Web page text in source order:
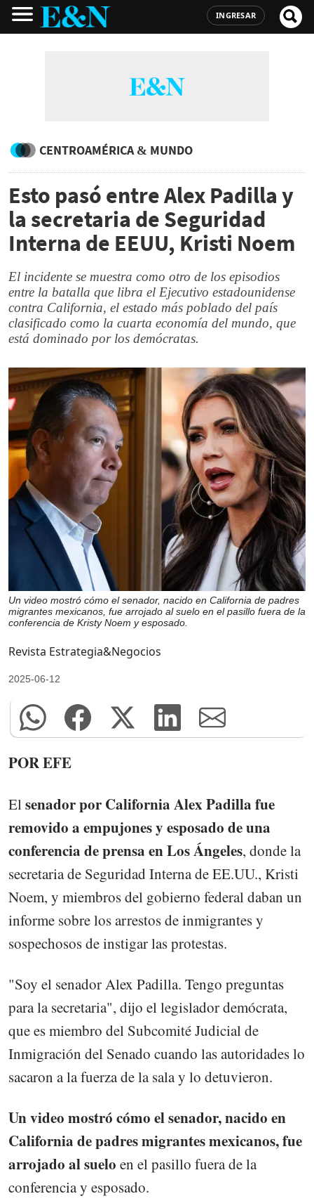
INGRESAR
CENTROAMÉRICA & MUNDO
Esto pasó entre Alex Padilla y
la secretaria de Seguridad
Interna de EEUU, Kristi Noem
El incidente se muestra como otro de los episodios
entre la batalla que libra el Ejecutivo estadounidense
contra California, el estado más poblado del país
clasificado como la cuarta economía del mundo, que
está dominado por los demócratas.
Un video mostró cómo el senador, nacido en California de padres
migrantes mexicanos, fue arrojado al suelo en el pasillo fuera de la
conferencia de Kristy Noem y esposado.
Revista Estrategia&Negocios
2025-06-12
POR EFE
El senador por California Alex Padilla fue
removido a empujones y esposado de una
conferencia de prensa en Los Ángeles, donde la
secretaria de Seguridad Interna de EE.UU., Kristi
Noem, y miembros del gobierno federal daban un
informe sobre los arrestos de inmigrantes y
sospechosos de instigar las protestas.
"Soy el senador Alex Padilla. Tengo preguntas
para la secretaria", dijo el legislador demócrata,
que es miembro del Subcomité Judicial de
Inmigración del Senado cuando las autoridades lo
sacaron a la fuerza de la sala y lo detuvieron.
Un video mostró cómo el senador, nacido en
California de padres migrantes mexicanos, fue
arrojado al suelo en el pasillo fuera de la
conferencia y esposado.